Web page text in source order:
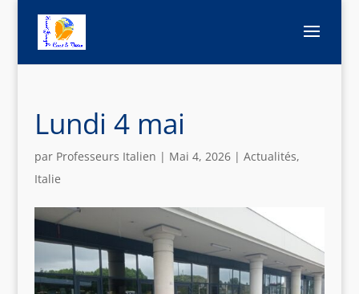
Lundi 4 mai
par Professeurs Italien | Mai 4, 2026| Actualités,
Italie